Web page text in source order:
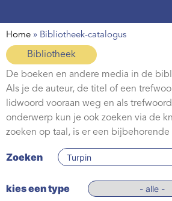
Home » Bibliotheek-catalogus
Bibliotheek
De boeken en andere media in de
Als je de auteur, de titel of een
lidwoord vooraan weg en als
onderwerp kun je ook zoeken via de
zoeken op taal, is er een
Zoeken
kies een type